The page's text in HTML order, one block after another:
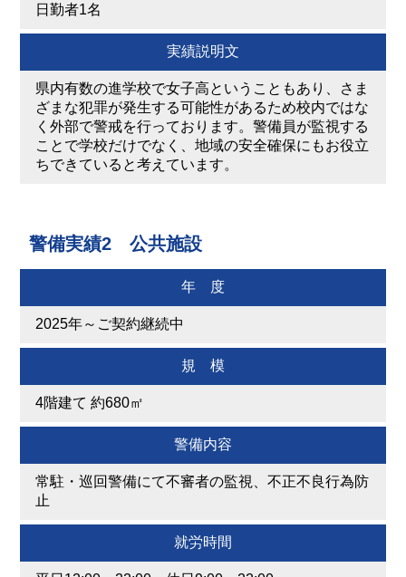
日勤者1名
実績説明文
県内有数の進学校で女子高ということもあり、さま
ざまな犯罪が発生する可能性があるため校内ではな
く外部で警戒を行っております。警備員が監視する
ことで学校だけでなく、地域の安全確保にもお役立
ちできていると考えています。
警備実績2 公共施設
年 度
2025年～ご契約継続中
規 模
4階建て 約680㎡
警備内容
常駐・巡回警備にて不審者の監視、不正不良行為防
止
就労時間